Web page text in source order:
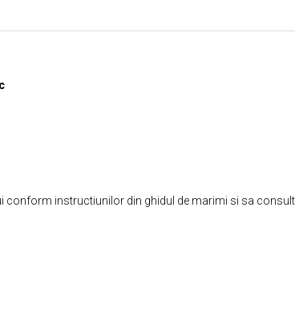
instructiunilor din ghidul de marimi si sa